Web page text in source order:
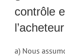
contrôle
l’acheteur
a) Nous